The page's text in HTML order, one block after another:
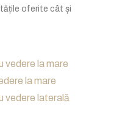
oferite cât și
vedere la mare
la mare
vedere laterală